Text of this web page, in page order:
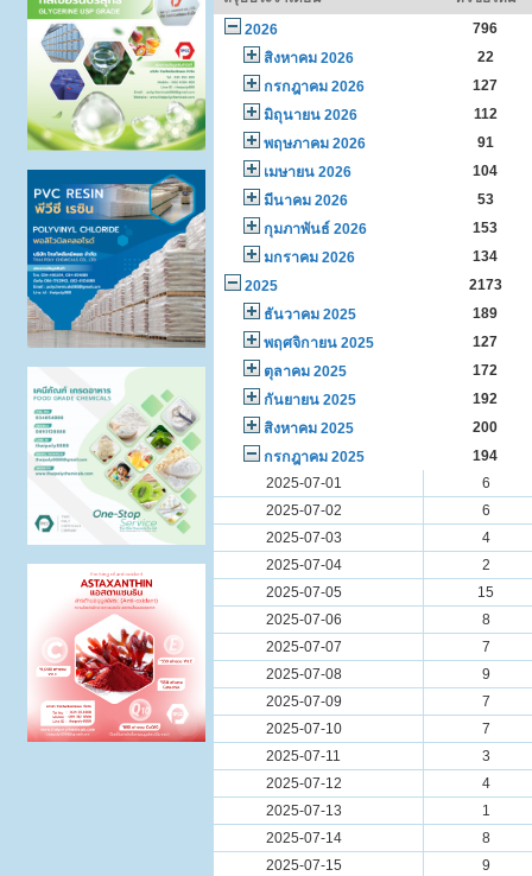
2026
796
สิงหาคม 2026
22
กรกฎาคม 2026
127
มิถุนายน 2026
112
พฤษภาคม 2026
91
เมษายน 2026
104
มีนาคม 2026
53
กุมภาพันธ์ 2026
153
มกราคม 2026
134
2025
2173
ธันวาคม 2025
189
พฤศจิกายน 2025
127
ตุลาคม 2025
172
กันยายน 2025
192
สิงหาคม 2025
200
กรกฎาคม 2025
194
2025-07-01
6
2025-07-02
6
2025-07-03
4
2025-07-04
2
2025-07-05
15
2025-07-06
8
2025-07-07
7
2025-07-08
9
2025-07-09
7
2025-07-10
7
2025-07-11
3
2025-07-12
4
2025-07-13
1
2025-07-14
8
2025-07-15
9